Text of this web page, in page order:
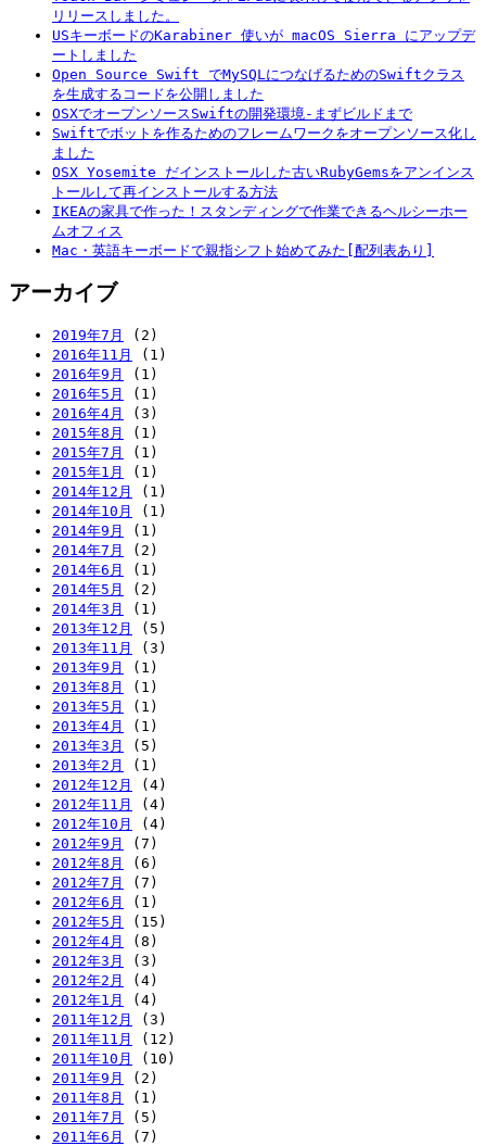
リリースしました。
USキーボードのKarabiner 使いが macOS Sierra にアップデ
ートしました
Open Source Swift でMySQLにつなげるためのSwiftクラス
を生成するコードを公開しました
OSXでオープンソースSwiftの開発環境-まずビルドまで
Swiftでボットを作るためのフレームワークをオープンソース化し
ました
OSX Yosemite だインストールした古いRubyGemsをアンインス
トールして再インストールする方法
IKEAの家具で作った！スタンディングで作業できるヘルシーホー
ムオフィス
Mac・英語キーボードで親指シフト始めてみた[配列表あり]
アーカイブ
2019年7月
(2)
2016年11月
(1)
2016年9月
(1)
2016年5月
(1)
2016年4月
(3)
2015年8月
(1)
2015年7月
(1)
2015年1月
(1)
2014年12月
(1)
2014年10月
(1)
2014年9月
(1)
2014年7月
(2)
2014年6月
(1)
2014年5月
(2)
2014年3月
(1)
2013年12月
(5)
2013年11月
(3)
2013年9月
(1)
2013年8月
(1)
2013年5月
(1)
2013年4月
(1)
2013年3月
(5)
2013年2月
(1)
2012年12月
(4)
2012年11月
(4)
2012年10月
(4)
2012年9月
(7)
2012年8月
(6)
2012年7月
(7)
2012年6月
(1)
2012年5月
(15)
2012年4月
(8)
2012年3月
(3)
2012年2月
(4)
2012年1月
(4)
2011年12月
(3)
2011年11月
(12)
2011年10月
(10)
2011年9月
(2)
2011年8月
(1)
2011年7月
(5)
2011年6月
(7)